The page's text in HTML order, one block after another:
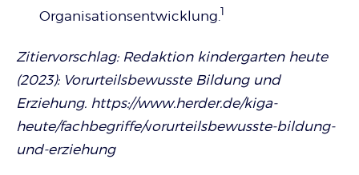
Organisationsentwicklung. 1
Zitiervorschlag: Redaktion kindergarten heute
(2023): Vorurteilsbewusste Bildung und
Erziehung. https://www.herder.de/kiga-
heute/fachbegriffe/vorurteilsbewusste-bildung-
und-erziehung